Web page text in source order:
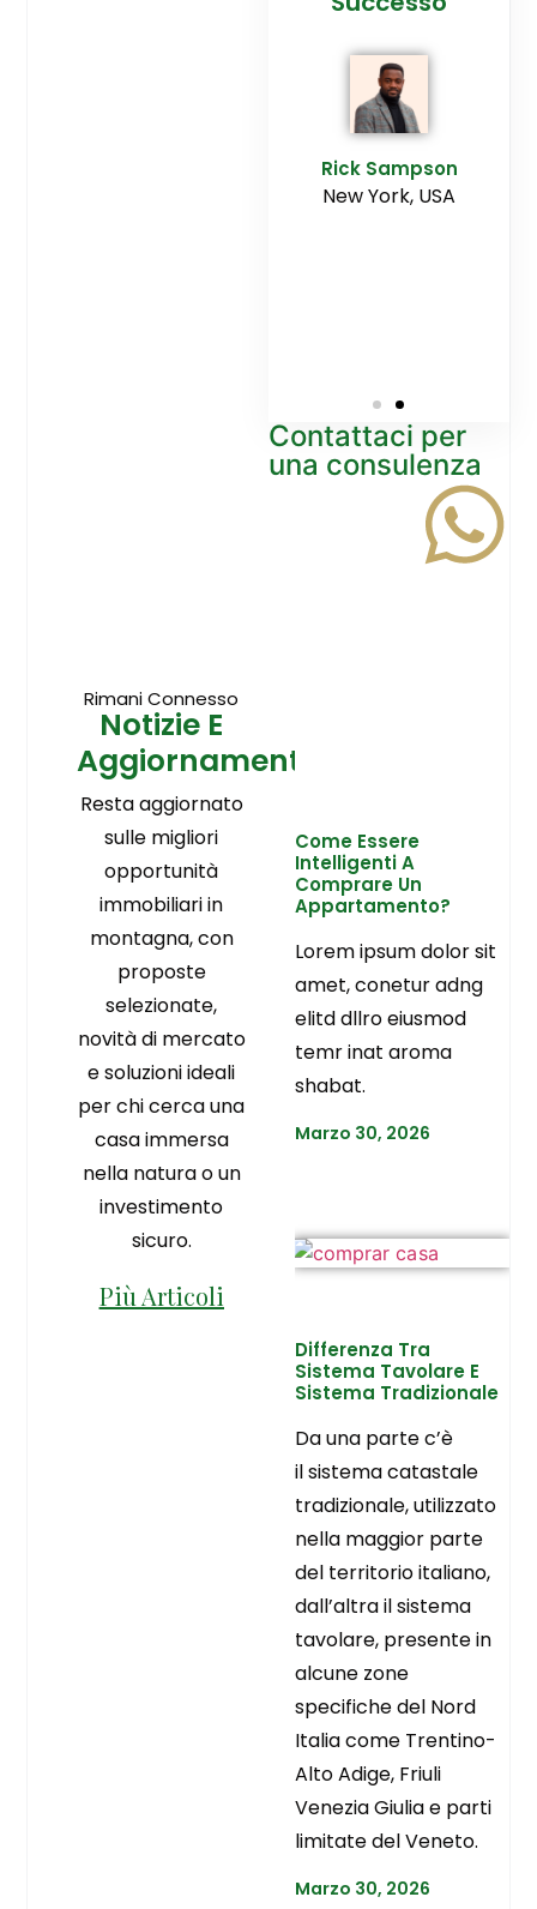
Rick Sampson
New York, USA
Contattaci per
una consulenza
Rimani Connesso
Notizie E
Aggiornamenti
Resta aggiornato
sulle migliori
opportunità
immobiliari in
montagna, con
proposte
selezionate,
novità di mercato
e soluzioni ideali
per chi cerca una
casa immersa
nella natura o un
investimento
sicuro.
Più Articoli
Come Essere
Intelligenti A
Comprare Un
Appartamento?
Lorem ipsum dolor sit
amet, conetur adng
elitd dllro eiusmod
temr inat aroma
shabat.
Marzo 30, 2026
Differenza Tra
Sistema Tavolare E
Sistema Tradizionale
Da una parte c’è
il sistema catastale
tradizionale, utilizzato
nella maggior parte
del territorio italiano,
dall’altra il sistema
tavolare, presente in
alcune zone
specifiche del Nord
Italia come Trentino-
Alto Adige, Friuli
Venezia Giulia e parti
limitate del Veneto.
Marzo 30, 2026